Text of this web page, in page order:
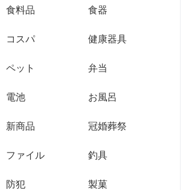
食料品 食器
コスパ 健康器具
ペット 弁当
電池 お風呂
新商品 冠婚葬祭
ファイル 釣具
防犯 製菓